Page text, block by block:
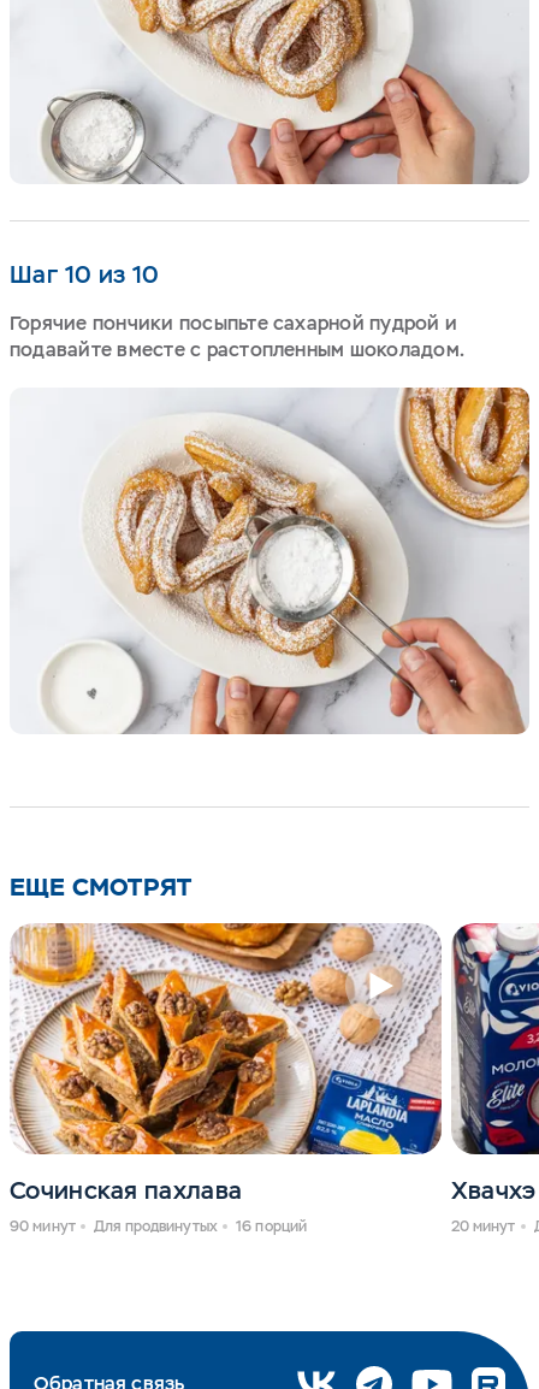
Шаг 10 из 10
Горячие пончики посыпьте сахарной пудрой и
подавайте вместе с растопленным шоколадом.
ЕЩЕ СМОТРЯТ
Сочинская пахлава
90 минут Для продвинутых 16 порций
Хвачхэ
20 минут
Обратная связь